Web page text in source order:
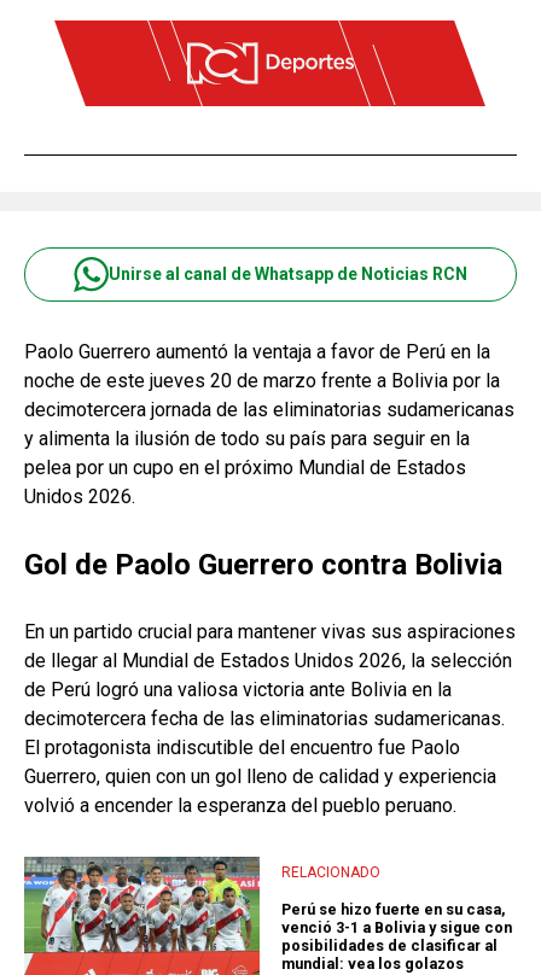
Unirse al canal de Whatsapp de Noticias RCN
Paolo Guerrero aumentó la ventaja a favor de Perú en la
noche de este jueves 20 de marzo frente a Bolivia por la
decimotercera jornada de las eliminatorias sudamericanas
y alimenta la ilusión de todo su país para seguir en la
pelea por un cupo en el próximo Mundial de Estados
Unidos 2026.
Gol de Paolo Guerrero contra Bolivia
En un partido crucial para mantener vivas sus aspiraciones
de llegar al Mundial de Estados Unidos 2026, la selección
de Perú logró una valiosa victoria ante Bolivia en la
decimotercera fecha de las eliminatorias sudamericanas.
El protagonista indiscutible del encuentro fue Paolo
Guerrero, quien con un gol lleno de calidad y experiencia
volvió a encender la esperanza del pueblo peruano.
RELACIONADO
Perú se hizo fuerte en su casa,
venció 3-1 a Bolivia y sigue con
posibilidades de clasificar al
mundial: vea los golazos